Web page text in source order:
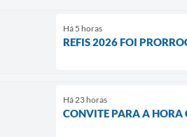
Há 5 horas
REFIS 2026 FOI
Há 23 horas
CONVITE PARA A